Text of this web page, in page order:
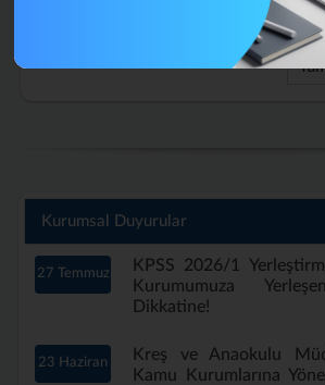
Kurumsal Duyurular
27 Temmuz
KPSS 2026/1
Kurumumuza
Dikkatine!
23 Haziran
Kreş ve Anaokulu
Kamu Kurumlarına